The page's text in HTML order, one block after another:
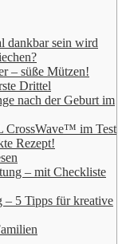
dankbar sein wird
– süße Mützen!
Drittel
nach der Geburt im
CrossWave™ im Test
Rezept!
– mit Checkliste
– 5 Tipps für kreative